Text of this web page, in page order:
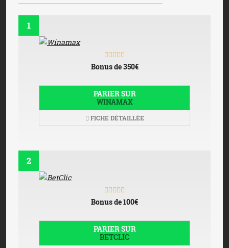
1
Bonus de 350€
PARIER SUR
WINAMAX
FICHE DÉTAILLÉE
2
Bonus de 100€
PARIER SUR
BETCLIC